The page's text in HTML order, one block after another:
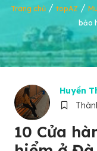
Trang chủ/ topAZ /
bảo
Huyền
10 Cửa